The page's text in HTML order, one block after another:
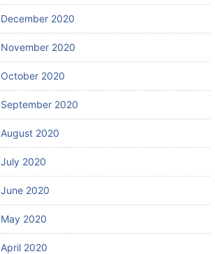
December 2020
November 2020
October 2020
September 2020
August 2020
July 2020
June 2020
May 2020
April 2020